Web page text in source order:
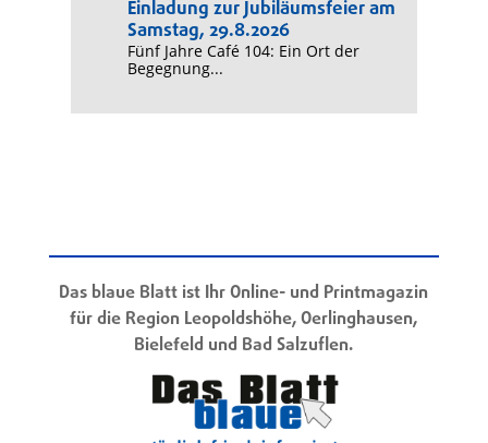
Einladung zur Jubiläumsfeier am
Samstag, 29.8.2026
Fünf Jahre Café 104: Ein Ort der
Begegnung...
Das blaue Blatt ist Ihr Online- und Printmagazin
für die Region Leopoldshöhe, Oerlinghausen,
Bielefeld und Bad Salzuflen.